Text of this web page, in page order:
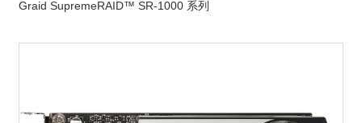
Graid SupremeRAID™ SR-1000 系列